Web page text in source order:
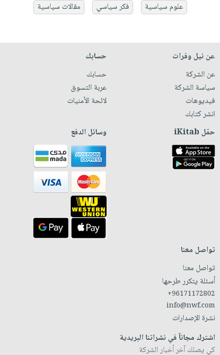
علوم سياسية
فكر سياسي مقالات سياسية
عن نيل وفرات
عن الشركة
سياسة الشركة
فيديوهات
انشر كتابك
حسابك
حسابك
عربة التسوق
لائحة الأمنيات
حمّل iKitab وسائل الدفع
تواصل معنا
تواصل معنا
أسئلة يتكرر طرحها
+96171172802
info@nwf.com
نشرة الإصدارات
اشترك مجاناً في نشراتنا البريدية
كي يصلك آخر أخبار الشركة